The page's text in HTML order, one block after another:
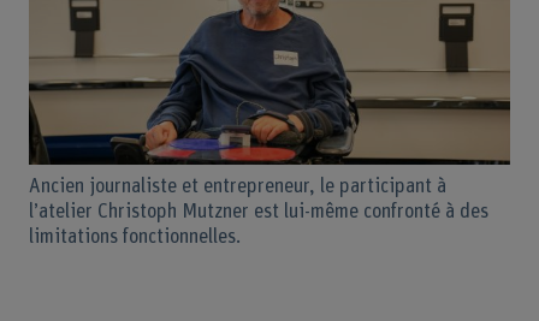
Ancien journaliste et entrepreneur, le participant à
l’atelier Christoph Mutzner est lui-même confronté à des
limitations fonctionnelles.